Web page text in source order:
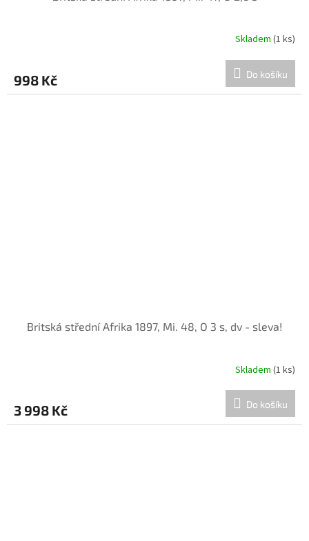
Skladem (1 ks)
998 Kč Do košíku
Britská střední Afrika 1897, Mi. 48, O 3 s, dv - sleva!
Skladem (1 ks)
3 998 Kč Do košíku